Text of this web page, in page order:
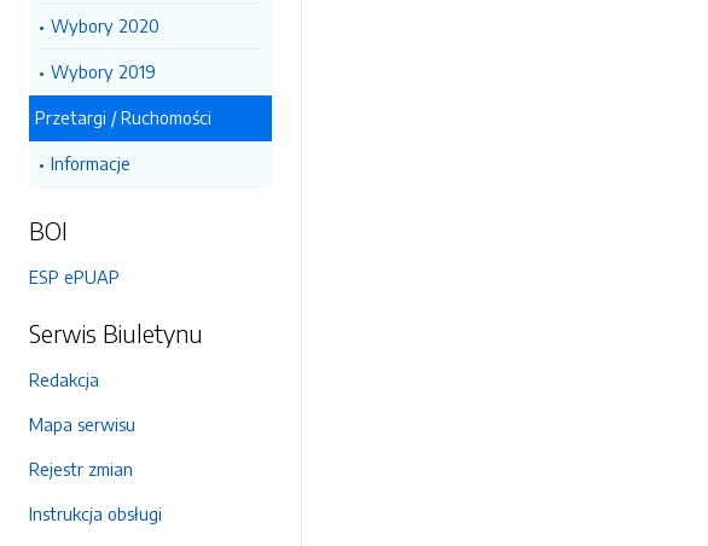
Wybory 2020
Wybory 2019
Przetargi / Ruchomości
Informacje
BOI
ESP ePUAP
Serwis Biuletynu
Redakcja
Mapa serwisu
Rejestr zmian
Instrukcja obsługi